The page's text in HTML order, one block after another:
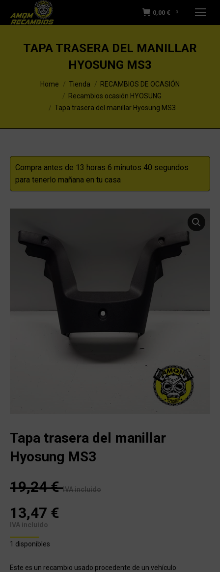
0,00 € 0
TAPA TRASERA DEL MANILLAR
HYOSUNG MS3
You are here:Home Tienda
RECAMBIOS DE OCASIÓN
Recambios ocasión HYOSUNG
Tapa trasera del manillar Hyosung MS3
Compra antes de 13 horas 6 minutos 39 segundos
para tenerlo mañana en tu casa
Tapa trasera del manillar
Hyosung MS3
19,24€ IVA incluido
13,47 €
IVA incluido
1 disponibles
Este es un recambio usado procedente de un vehículo